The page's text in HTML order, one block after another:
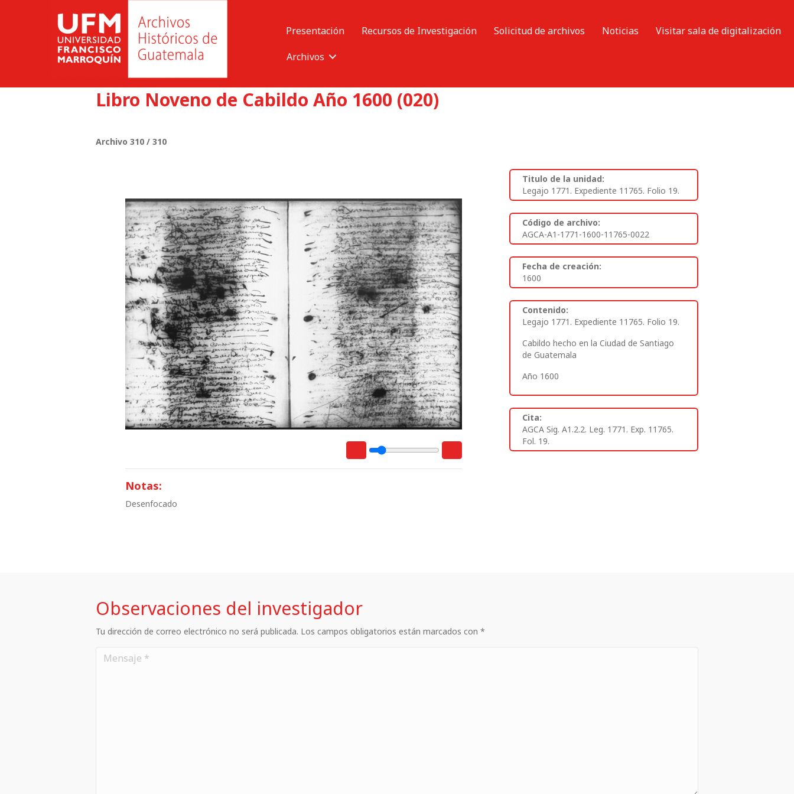
Presentación Recursos de Investigación Solicitud de archivos Noticias
Visitar sala de digitalización
Archivos
Libro Noveno de Cabildo Año 1600 (020)
Archivo 310 / 310
Notas:
Desenfocado
Titulo de la unidad:
Legajo 1771. Expediente 11765. Folio 19.
Código de archivo:
AGCA-A1-1771-1600-11765-0022
Fecha de creación:
1600
Contenido:
Legajo 1771. Expediente 11765. Folio 19.
Cabildo hecho en la Ciudad de Santiago
de Guatemala
Año 1600
Cita:
AGCA Sig. A1.2.2. Leg. 1771. Exp. 11765.
Fol. 19.
Observaciones del investigador
Tu dirección de correo electrónico no será publicada. Los campos obligatorios están marcados con *